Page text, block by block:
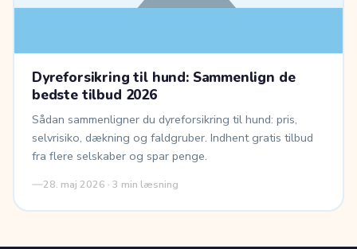
Dyreforsikring til hund: Sammenlign de
bedste tilbud 2026
Sådan sammenligner du dyreforsikring til hund: pris,
selvrisiko, dækning og faldgruber. Indhent gratis tilbud
fra flere selskaber og spar penge.
28. maj 2026 · 3 min læsning